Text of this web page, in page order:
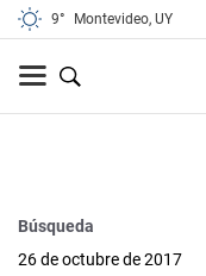
9° Montevideo, UY
Búsqueda
26 de octubre de 2017